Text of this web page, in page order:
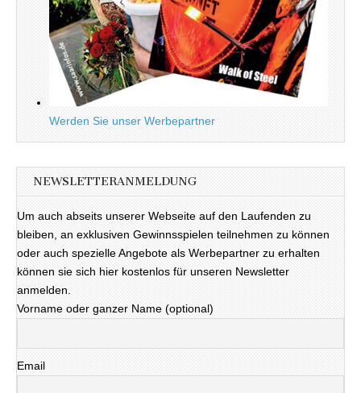
Werden Sie unser Werbepartner
NEWSLETTERANMELDUNG
Um auch abseits unserer Webseite auf den Laufenden zu
bleiben, an exklusiven Gewinnsspielen teilnehmen zu können
oder auch spezielle Angebote als Werbepartner zu erhalten
können sie sich hier kostenlos für unseren Newsletter
anmelden.
Vorname oder ganzer Name (optional)
Email